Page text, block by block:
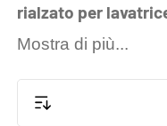
rialzato per
nostra base per
ideali per
Mostra di più...